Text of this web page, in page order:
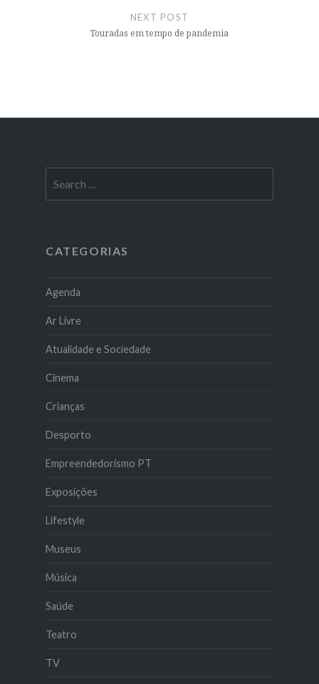
NEXT POST
Touradas em tempo de pandemia
for:
CATEGORIAS
Agenda
Ar Livre
Atualidade e Sociedade
Cinema
Crianças
Desporto
Empreendedorismo PT
Exposições
Lifestyle
Museus
Música
Saúde
Teatro
TV